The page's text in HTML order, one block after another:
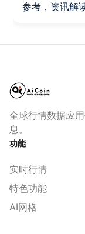
参考，资讯解
全球行情数据应
息。
功能
实时行情
特色功能
AI网格